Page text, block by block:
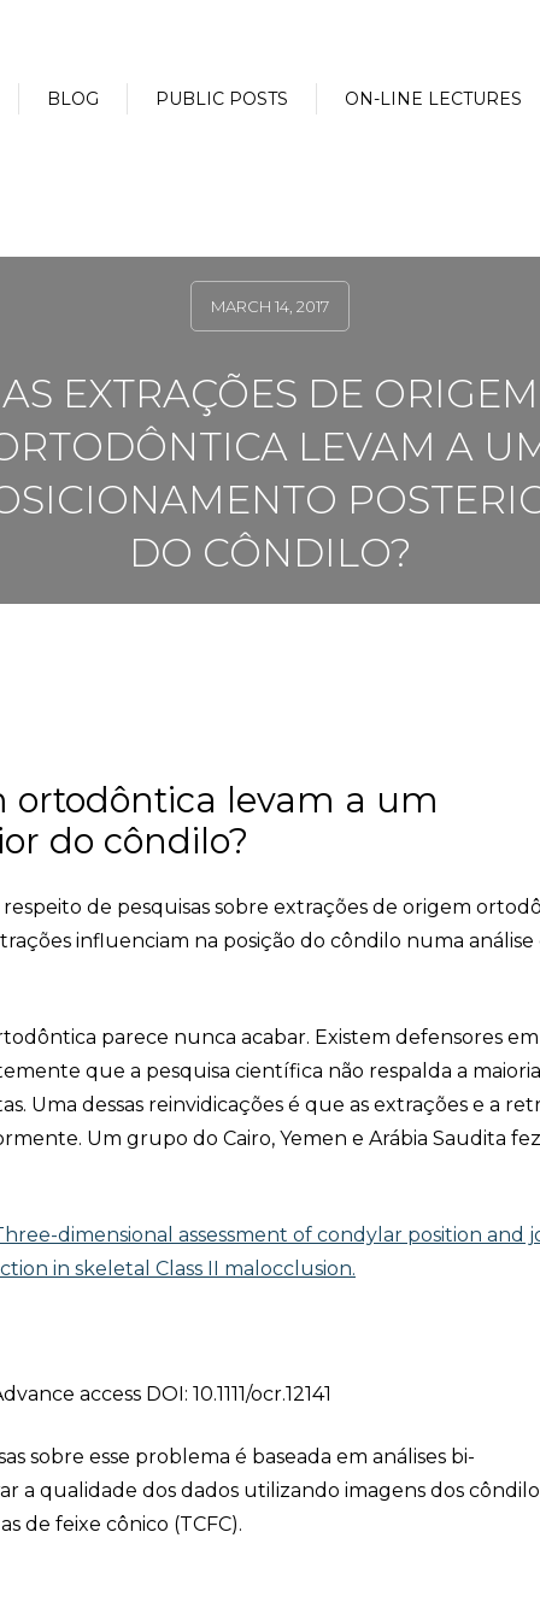
BLOG PUBLIC POSTS ON-LINE LECTURES
MARCH 14, 2017
AS EXTRAÇÕES DE ORIGEM
LEVAM A
DO CÔNDILO?
ortodôntica levam a um
do côndilo?
de pesquisas sobre extrações de origem
influenciam na posição do côndilo numa análise
parece nunca acabar. Existem defensores em
que a pesquisa científica não respalda a
Uma dessas reinvidicações é que as extrações e a
Um grupo do Cairo, Yemen e Arábia Saudita
­dimensional­ assessment­ of ­condylar ­position­ and­
in­ skeletal­ Class­ II malocclusion.
access DOI: 10.1111/ocr.12141
sobre esse problema é baseada em análises bi-
a qualidade dos dados utilizando imagens dos
de feixe cônico (TCFC).